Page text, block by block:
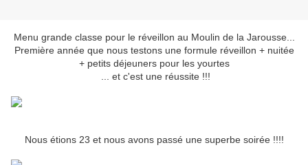
Menu grande classe pour le réveillon au Moulin de la Jarousse...
Première année que nous testons une formule réveillon + nuitée
+ petits déjeuners pour les yourtes
... et c'est une réussite !!!
Nous étions 23 et nous avons passé une superbe soirée !!!!